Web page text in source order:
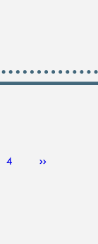
Seite
4 Nächste
››